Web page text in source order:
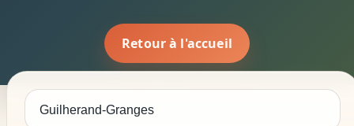
Retour à l'accueil